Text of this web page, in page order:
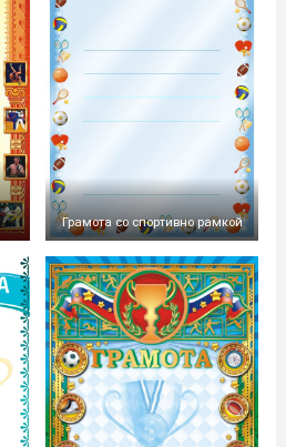
Грамота со спортивно рамкой